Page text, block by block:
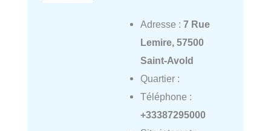
Adresse : 7 Rue
Lemire, 57500
Saint-Avold
Quartier :
Téléphone :
+33387295000